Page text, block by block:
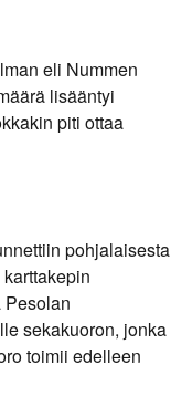
eli Nummen
lisääntyi
piti ottaa
pohjalaisesta
Pesolan
sekakuoron, jonka
toimii edelleen